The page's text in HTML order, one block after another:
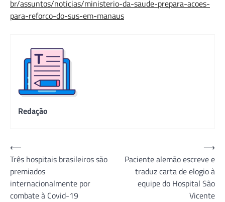
br/assuntos/noticias/ministerio-da-saude-prepara-acoes-
para-reforco-do-sus-em-manaus
Redação
Navegação
de
Post
⟵
Três hospitais brasileiros são
premiados
internacionalmente por
combate à Covid-19
Paciente alemão escreve e
traduz carta de elogio à
equipe do Hospital São
Vicente
⟶